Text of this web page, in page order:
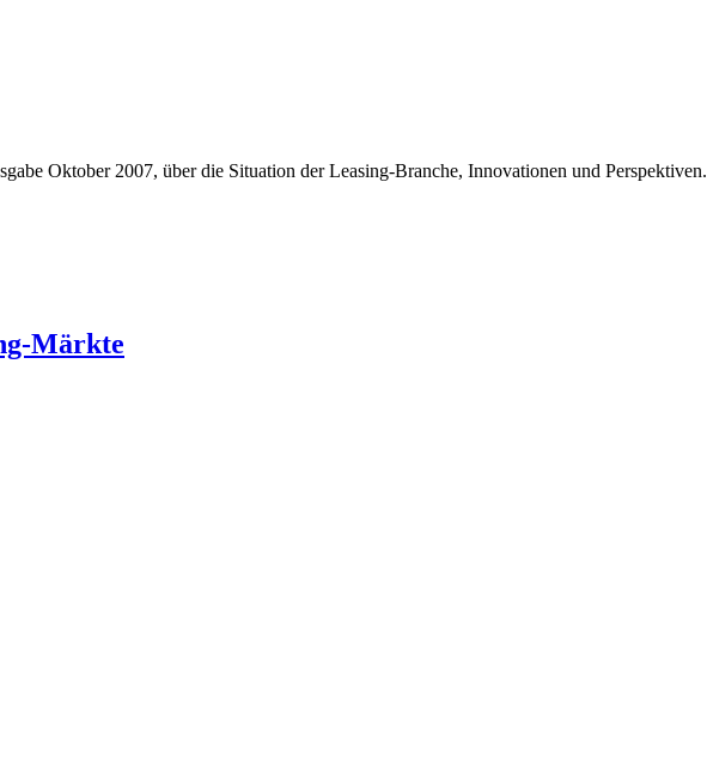
Oktober 2007, über die Situation der Leasing-Branche, Innovationen und Perspektiven.
Märkte